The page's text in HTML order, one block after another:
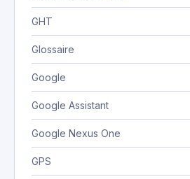
GHT
Glossaire
Google
Google Assistant
Google Nexus One
GPS